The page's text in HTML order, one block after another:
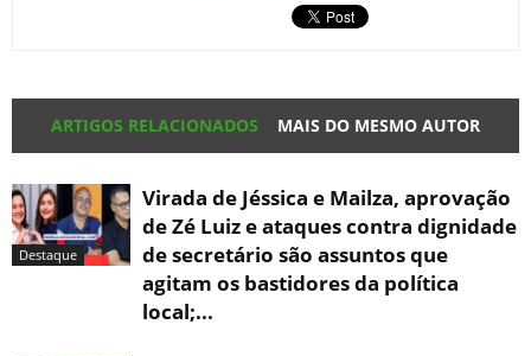
ARTIGOS RELACIONADOS MAIS DO MESMO AUTOR
Destaque
Virada de Jéssica e Mailza, aprovação
de Zé Luiz e ataques contra dignidade
de secretário são assuntos que
agitam os bastidores da política
local;...